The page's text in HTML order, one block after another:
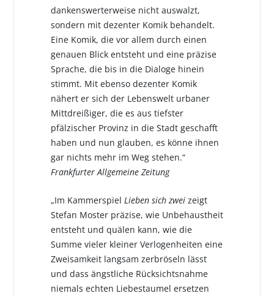
dankenswerterweise nicht auswalzt,
sondern mit dezenter Komik behandelt.
Eine Komik, die vor allem durch einen
genauen Blick entsteht und eine präzise
Sprache, die bis in die Dialoge hinein
stimmt. Mit ebenso dezenter Komik
nähert er sich der Lebenswelt urbaner
Mittdreißiger, die es aus tiefster
pfälzischer Provinz in die Stadt geschafft
haben und nun glauben, es könne ihnen
gar nichts mehr im Weg stehen.“
Frankfurter Allgemeine Zeitung
„Im Kammerspiel Lieben sich zweizeigt
Stefan Moster präzise, wie Unbehaustheit
entsteht und quälen kann, wie die
Summe vieler kleiner Verlogenheiten eine
Zweisamkeit langsam zerbröseln lässt
und dass ängstliche Rücksichtsnahme
niemals echten Liebestaumel ersetzen